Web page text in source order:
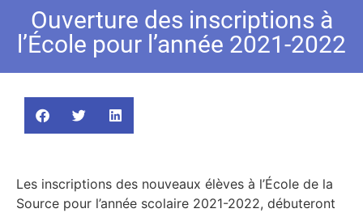
Ouverture des inscriptions à
l’École pour l’année 2021-2022
Les inscriptions des nouveaux élèves à l’École de la
Source pour l’année scolaire 2021-2022, débuteront